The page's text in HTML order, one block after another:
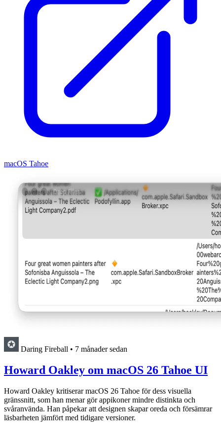
macOS Tahoe
Daring Fireball • 7 månader sedan
Howard Oakley om macOS 26 Tahoe UI
Howard Oakley kritiserar macOS 26 Tahoe för dess visuella
gränssnitt, som han menar gör appikoner mindre distinkta och
svåranvända. Han påpekar att designen skapar oreda och försämrar
läsbarheten jämfört med tidigare versioner.